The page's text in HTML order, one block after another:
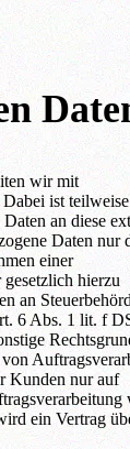
wir mit
ist
an diese
Daten nur
einer
hierzu
an
6 Abs. 1 lit. f
Kunden nur auf
ein Vertrag